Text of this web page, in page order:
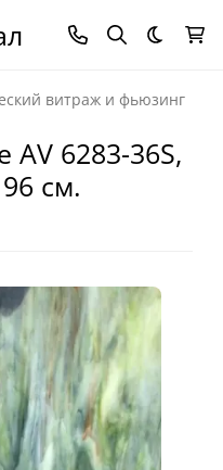
Темная
витраж и фьюзинг
AV 6283-36S,
cм.